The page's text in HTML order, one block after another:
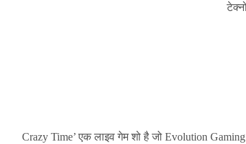
‘Crazy Time’ एक लाइव गेम शो है जो Evolution